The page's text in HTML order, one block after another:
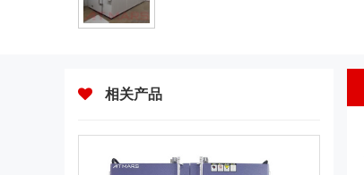
相关产品